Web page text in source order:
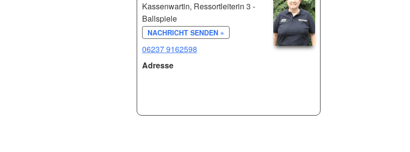
Kassenwartin, Ressortleiterin 3 -
Ballspiele
NACHRICHT SENDEN »
06237 9162598
Adresse